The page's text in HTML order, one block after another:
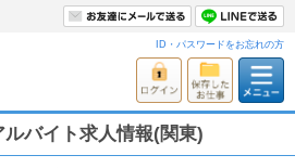
ID・パスワードをお忘れの方
バイト求人情報(関東)